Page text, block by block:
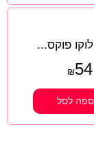
פוקס...
₪54
לסל